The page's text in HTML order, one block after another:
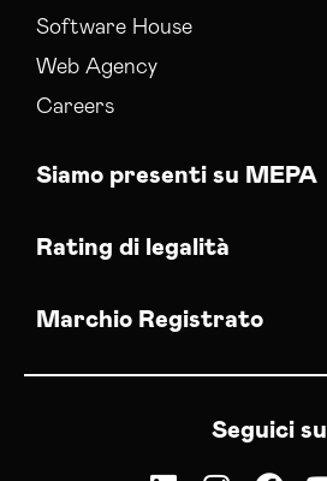
Software House
Web Agency
Careers
Siamo presenti su MEPA
Rating di legalità
Marchio Registrato
Seguici su